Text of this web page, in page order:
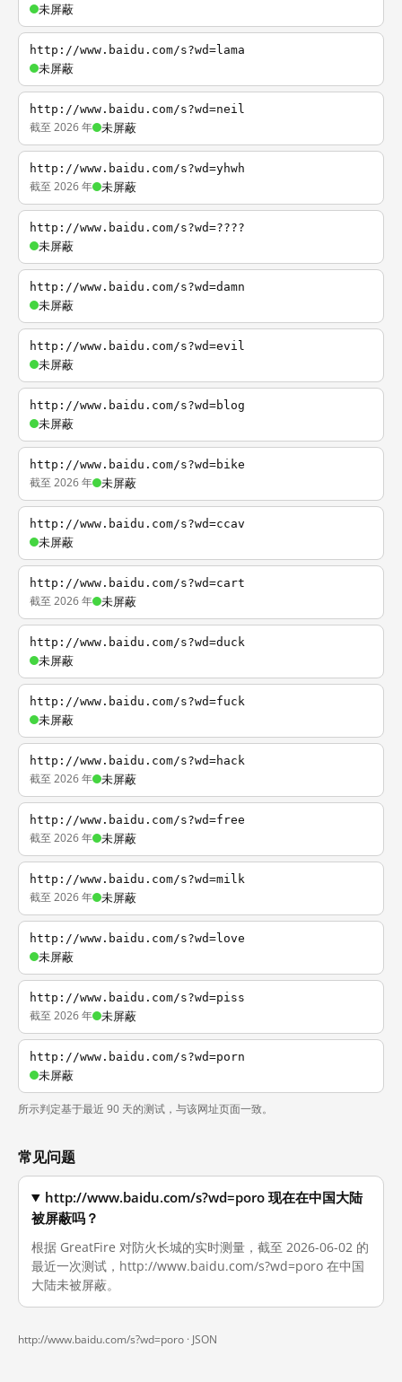
未屏蔽
http://www.baidu.com/s?wd=lama
未屏蔽
http://www.baidu.com/s?wd=neil
截至 2026 年 未屏蔽
http://www.baidu.com/s?wd=yhwh
截至 2026 年 未屏蔽
http://www.baidu.com/s?wd=????
未屏蔽
http://www.baidu.com/s?wd=damn
未屏蔽
http://www.baidu.com/s?wd=evil
未屏蔽
http://www.baidu.com/s?wd=blog
未屏蔽
http://www.baidu.com/s?wd=bike
截至 2026 年 未屏蔽
http://www.baidu.com/s?wd=ccav
未屏蔽
http://www.baidu.com/s?wd=cart
截至 2026 年 未屏蔽
http://www.baidu.com/s?wd=duck
未屏蔽
http://www.baidu.com/s?wd=fuck
未屏蔽
http://www.baidu.com/s?wd=hack
截至 2026 年 未屏蔽
http://www.baidu.com/s?wd=free
截至 2026 年 未屏蔽
http://www.baidu.com/s?wd=milk
截至 2026 年 未屏蔽
http://www.baidu.com/s?wd=love
未屏蔽
http://www.baidu.com/s?wd=piss
截至 2026 年 未屏蔽
http://www.baidu.com/s?wd=porn
未屏蔽
所示判定基于最近 90 天的测试，与该网址页面一致。
常见问题
http://www.baidu.com/s?wd=poro 现在在中国大陆
被屏蔽吗？
根据 GreatFire 对防火长城的实时测量，截至 2026-06-02 的
最近一次测试，http://www.baidu.com/s?wd=poro 在中国
大陆未被屏蔽。
http://www.baidu.com/s?wd=poro · JSON